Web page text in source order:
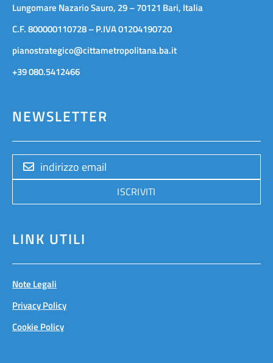
Lungomare Nazario Sauro, 29 – 70121 Bari, Italia
C.F. 800000110728 – P.IVA 01204190720
pianostrategico@cittametropolitana.ba.it
+39 080.5412466
NEWSLETTER
ISCRIVITI
LINK UTILI
Note Legali
Privacy Policy
Cookie Policy